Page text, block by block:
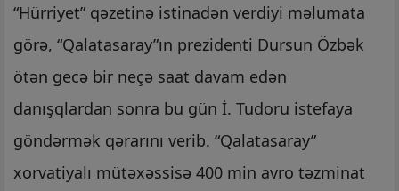
“Hürriyet” qəzetinə istinadən verdiyi məlumata
görə, “Qalatasaray”ın prezidenti Dursun Özbək
ötən gecə bir neçə saat davam edən
danışqlardan sonra bu gün İ. Tudoru istefaya
göndərmək qərarını verib. “Qalatasaray”
xorvatiyalı mütəxəssisə 400 min avro təzminat